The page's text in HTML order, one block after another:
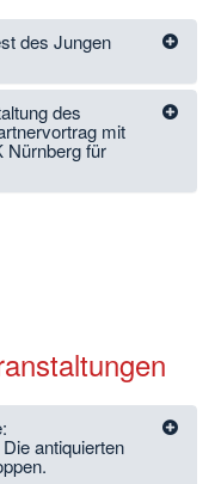
des Jungen
des
mit
Nürnberg für
antiquierten